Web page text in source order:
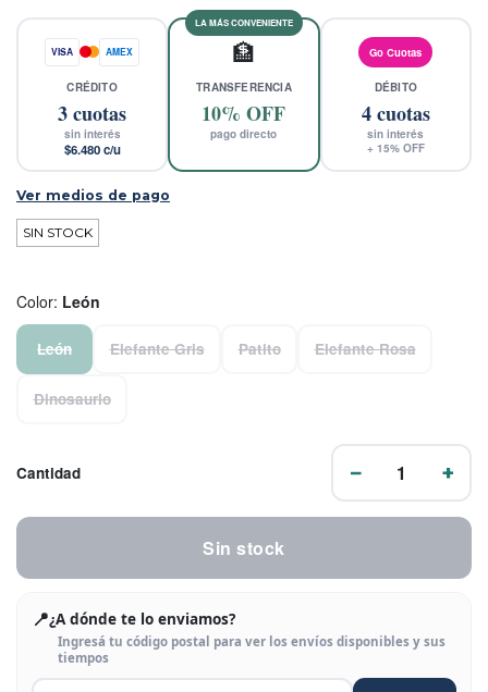
VISA AMEX
CRÉDITO
3cuotas
sin interés
$6.480c/u
LA MÁS CONVENIENTE
🏦
TRANSFERENCIA
10% OFF
pago directo
Go Cuotas
DÉBITO
4cuotas
sin interés
+ 15% OFF
Ver medios de pago
SIN STOCK
Color: León
León Elefante Gris Patito Elefante Rosa
Dinosaurio
Cantidad − 1 +
Sin stock
📍¿A dónde te lo enviamos?
Ingresá tu código postal para ver los envíos disponibles y sus
tiempos